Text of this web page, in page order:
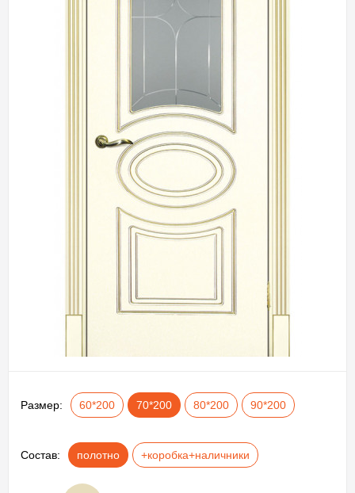
Размер: 60*200 70*200 80*200 90*200
Состав: полотно +коробка+наличники